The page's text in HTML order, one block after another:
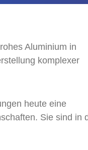
Aluminium in
komplexer
heute eine
Sie sind in